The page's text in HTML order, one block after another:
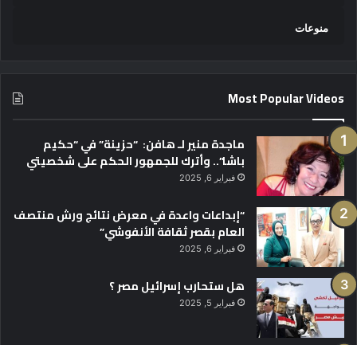
منوعات
Most Popular Videos
ماجدة منير لـ هافن: “حزينة” في “حكيم
باشا”.. وأترك للجمهور الحكم على شخصيتي
فبراير 6, 2025
“إبداعات واعدة في معرض نتائج ورش منتصف
العام بقصر ثقافة الأنفوشي”
فبراير 6, 2025
هل ستحارب إسرائيل مصر ؟
فبراير 5, 2025